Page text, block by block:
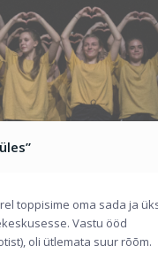
toppisime oma sada ja
Vastu ööd
oli ütlemata suur rõõm.